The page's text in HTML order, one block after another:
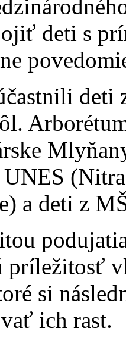
deti s
a deti z
príležitosť
si
ich rast.